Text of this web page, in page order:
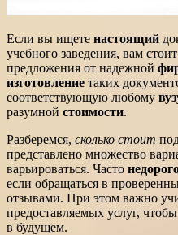
Если вы ищете настоящий
учебного заведения, вам
предложения от надежной
изготовление таких
соответствующую любому
разумной стоимости.
Разберемся, сколько стоит
представлено множество
варьироваться. Часто
если обращаться в
отзывами. При этом важно
предоставляемых услуг,
в будущем.